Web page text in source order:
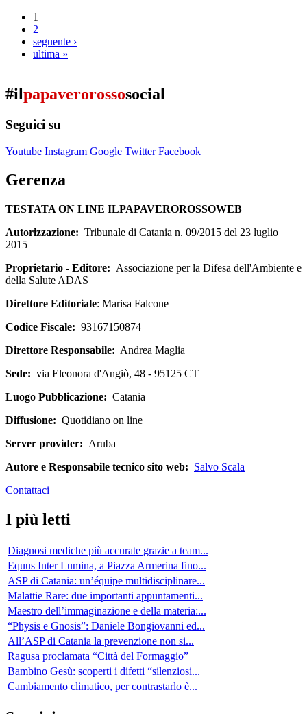
1
2
seguente ›
ultima »
#ilpapaverorossosocial
Seguici su
Youtube Instagram Google Twitter Facebook
Gerenza
TESTATA ON LINE ILPAPAVEROROSSOWEB
Autorizzazione: Tribunale di Catania n. 09/2015 del 23 luglio
2015
Proprietario - Editore: Associazione per la Difesa dell'Ambiente e
della Salute ADAS
Direttore Editoriale: Marisa Falcone
Codice Fiscale: 93167150874
Direttore Responsabile: Andrea Maglia
Sede: via Eleonora d'Angiò, 48 - 95125 CT
Luogo Pubblicazione: Catania
Diffusione: Quotidiano on line
Server provider: Aruba
Autore e Responsabile tecnico sito web: Salvo Scala
Contattaci
I più letti
Diagnosi mediche più accurate grazie a team...
Equus Inter Lumina, a Piazza Armerina fino...
ASP di Catania: un’équipe multidisciplinare...
Malattie Rare: due importanti appuntamenti...
Maestro dell’immaginazione e della materia:...
“Physis e Gnosis”: Daniele Bongiovanni ed...
All’ASP di Catania la prevenzione non si...
Ragusa proclamata “Città del Formaggio”
Bambino Gesù: scoperti i difetti “silenziosi...
Cambiamento climatico, per contrastarlo è...